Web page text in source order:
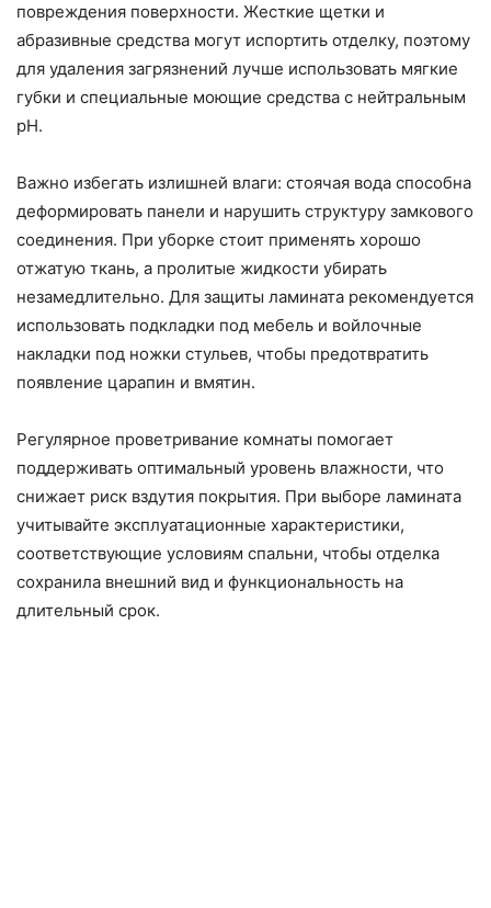
повреждения поверхности. Жесткие щетки и
абразивные средства могут испортить отделку, поэтому
для удаления загрязнений лучше использовать мягкие
губки и специальные моющие средства с нейтральным
pH.
Важно избегать излишней влаги: стоячая вода способна
деформировать панели и нарушить структуру замкового
соединения. При уборке стоит применять хорошо
отжатую ткань, а пролитые жидкости убирать
незамедлительно. Для защиты ламината рекомендуется
использовать подкладки под мебель и войлочные
накладки под ножки стульев, чтобы предотвратить
появление царапин и вмятин.
Регулярное проветривание комнаты помогает
поддерживать оптимальный уровень влажности, что
снижает риск вздутия покрытия. При выборе ламината
учитывайте эксплуатационные характеристики,
соответствующие условиям спальни, чтобы отделка
сохранила внешний вид и функциональность на
длительный срок.